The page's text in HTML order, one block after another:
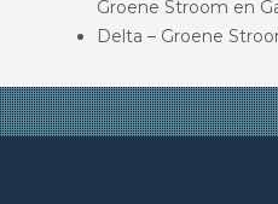
Groene Stroom en
Delta – Groene